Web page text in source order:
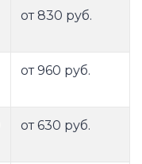
от 830 руб.
от 960 руб.
от 630 руб.